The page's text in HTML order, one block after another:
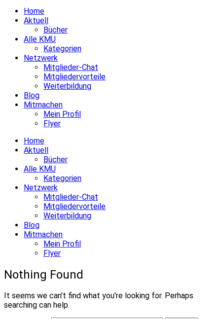
Home
Aktuell
Bücher
Alle KMU
Kategorien
Netzwerk
Mitglieder-Chat
Mitgliedervorteile
Weiterbildung
Blog
Mitmachen
Mein Profil
Flyer
Home
Aktuell
Bücher
Alle KMU
Kategorien
Netzwerk
Mitglieder-Chat
Mitgliedervorteile
Weiterbildung
Blog
Mitmachen
Mein Profil
Flyer
Nothing Found
It seems we can't find what you're looking for. Perhaps
searching can help.